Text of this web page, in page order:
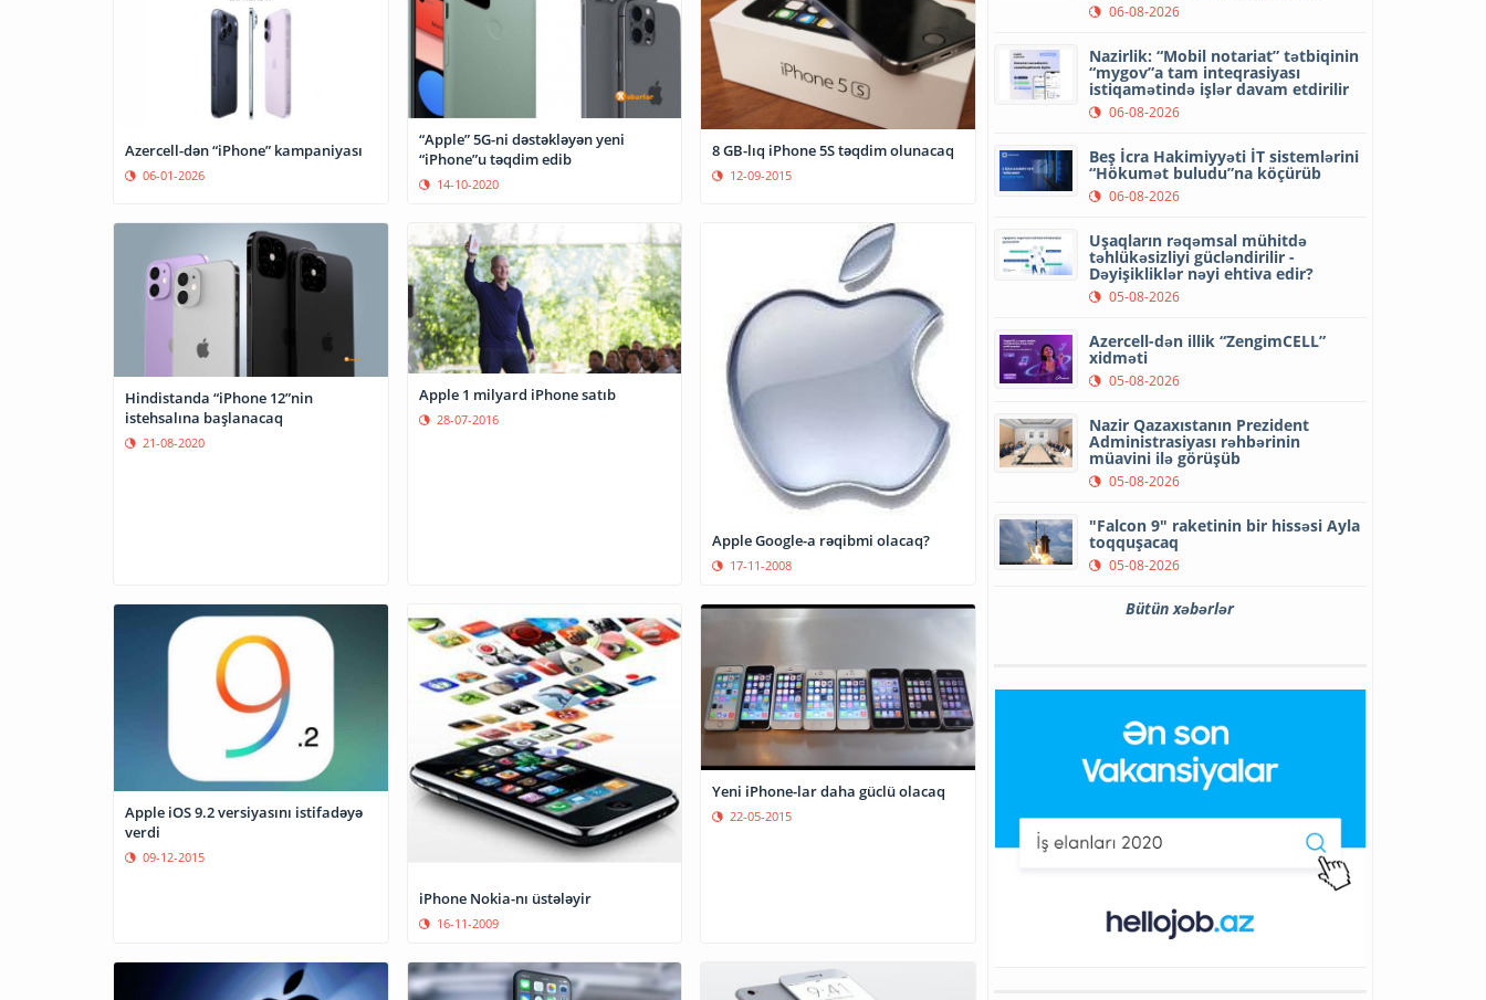
Azercell-dən “iPhone” kampaniyası
06-01-2026
“Apple” 5G-ni dəstəkləyən yeni
“iPhone”u təqdim edib
14-10-2020
8 GB-lıq iPhone 5S təqdim olunacaq
12-09-2015
Hindistanda “iPhone 12”nin
istehsalına başlanacaq
21-08-2020
Apple 1 milyard iPhone satıb
28-07-2016
Apple Google-a rəqibmi olacaq?
17-11-2008
Apple iOS 9.2 versiyasını istifadəyə
verdi
09-12-2015
iPhone Nokia-nı üstələyir
16-11-2009
Yeni iPhone-lar daha güclü olacaq
22-05-2015
06-08-2026
Nazirlik: “Mobil notariat” tətbiqinin
“mygov”a tam inteqrasiyası
istiqamətində işlər davam etdirilir
06-08-2026
Beş İcra Hakimiyyəti İT sistemlərini
“Hökumət buludu”na köçürüb
06-08-2026
Uşaqların rəqəmsal mühitdə
təhlükəsizliyi gücləndirilir -
Dəyişikliklər nəyi ehtiva edir?
05-08-2026
Azercell-dən illik “ZengimCELL”
xidməti
05-08-2026
Nazir Qazaxıstanın Prezident
Administrasiyası rəhbərinin
müavini ilə görüşüb
05-08-2026
"Falcon 9" raketinin bir hissəsi Ayla
toqquşacaq
05-08-2026
Bütün xəbərlər